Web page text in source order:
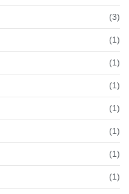
(3)
(1)
(1)
(1)
(1)
(1)
(1)
(1)